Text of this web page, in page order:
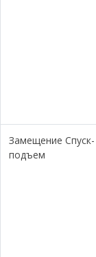
Замещение Спуск-
подъем